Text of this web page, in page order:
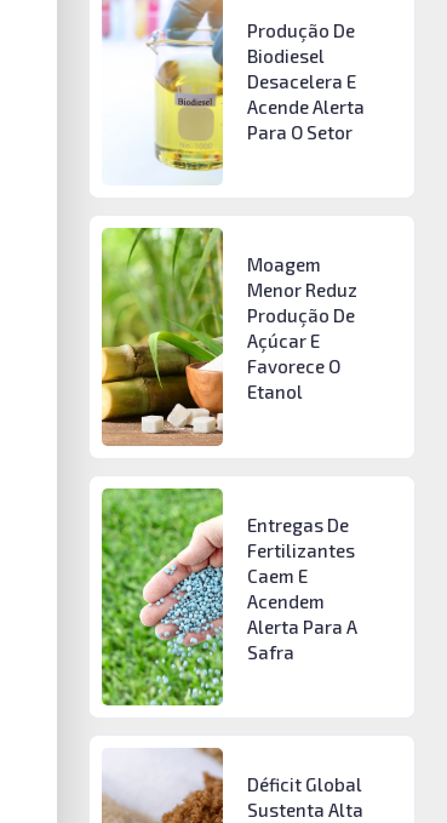
Produção De
Biodiesel
Desacelera E
Acende Alerta
Para O Setor
Moagem
Menor Reduz
Produção De
Açúcar E
Favorece O
Etanol
Entregas De
Fertilizantes
Caem E
Acendem
Alerta Para A
Safra
Déficit Global
Sustenta Alta